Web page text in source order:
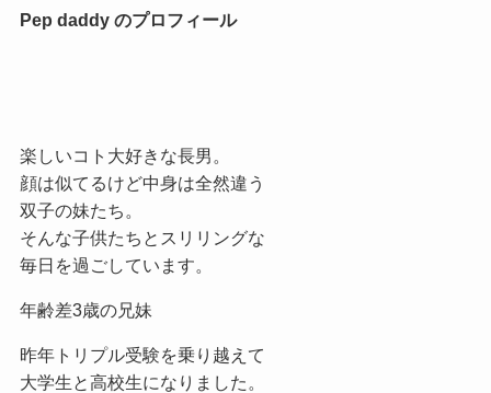
Pep daddy のプロフィール
楽しいコト大好きな長男。
顔は似てるけど中身は全然違う
双子の妹たち。
そんな子供たちとスリリングな
毎日を過ごしています。
年齢差3歳の兄妹
昨年トリプル受験を乗り越えて
大学生と高校生になりました。